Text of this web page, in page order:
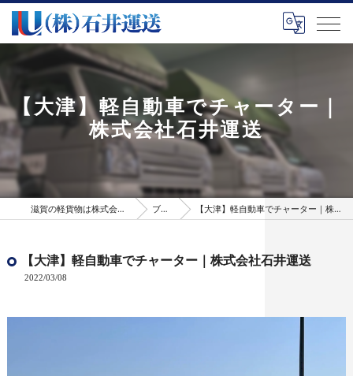
【大津】軽自動車でチャーター｜
株式会社石井運送
滋賀の軽貨物は株式会社石井運送 ブログ 【大津】軽自動車でチャーター｜株式会社石井運送
【大津】軽自動車でチャーター｜株式会社石井運送
2022/03/08